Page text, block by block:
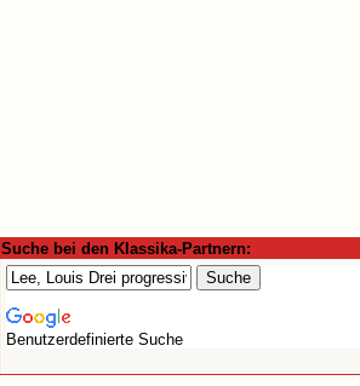
Suche bei den Klassika-Partnern:
Benutzerdefinierte Suche